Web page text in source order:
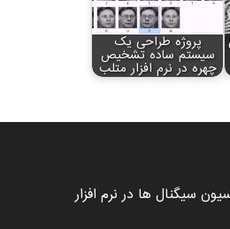
پروژه طراحی یک
سیستم ساده تشخیص
چهره در نرم افزار متلب
سیگنال ها در نرم افزار